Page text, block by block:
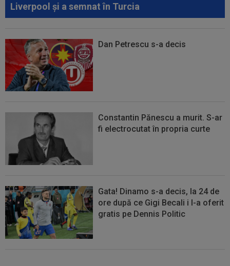
Liverpool și a semnat în Turcia
Dan Petrescu s-a decis
Constantin Pănescu a murit. S-ar
fi electrocutat în propria curte
Gata! Dinamo s-a decis, la 24 de
ore după ce Gigi Becali i l-a oferit
gratis pe Dennis Politic